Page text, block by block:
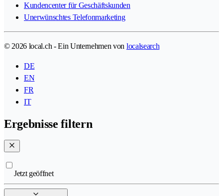
Kundencenter für Geschäftskunden
Unerwünschtes Telefonmarketing
© 2026 local.ch - Ein Unternehmen von localsearch
DE
EN
FR
IT
Ergebnisse filtern
Jetzt geöffnet